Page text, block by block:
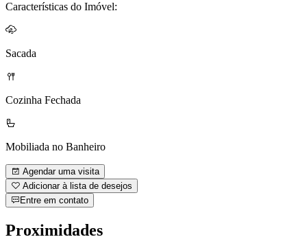
Características do Imóvel:
Sacada
Cozinha Fechada
Mobiliada no Banheiro
Agendar uma visita
Adicionar à lista de desejos
Entre em contato
Proximidades